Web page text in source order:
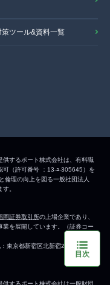
目次
策ツール&資料一覧